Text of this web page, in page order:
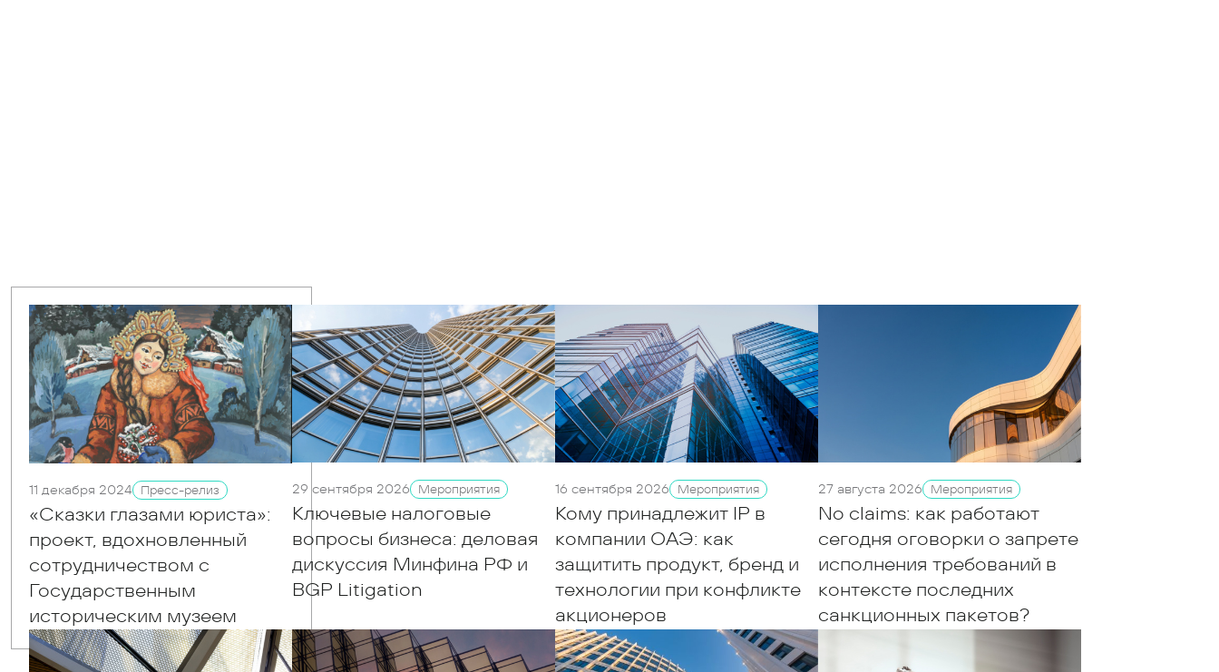
11 декабря 2024 Пресс-релиз
«Сказки глазами юриста»:
проект, вдохновленный
сотрудничеством с
Государственным
историческим музеем
29 сентября 2026 Мероприятия
Ключевые налоговые
вопросы бизнеса: деловая
дискуссия Минфина РФ и
BGP Litigation
16 сентября 2026 Мероприятия
Кому принадлежит IP в
компании ОАЭ: как
защитить продукт, бренд и
технологии при конфликте
акционеров
27 августа 2026 Мероприятия
No claims: как работают
сегодня оговорки о запрете
исполнения требований в
контексте последних
санкционных пакетов?